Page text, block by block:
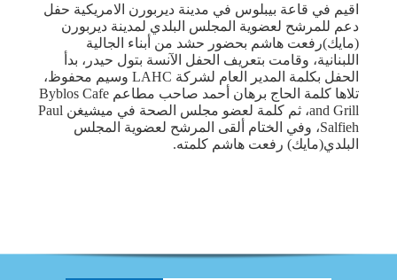
اقيم في قاعة بيبلوس في مدينة ديربورن الامريكية حفل
دعم للمرشح لعضوية المجلس البلدي لمدينة ديربورن
(مايك)رفعت هاشم بحضور حشد من أبناء الجالية
اللبنانية، وقامت بتعريف الحفل الآنسة بتول حيدر، بدأ
الحفل بكلمة المدير العام لشركة LAHC وسيم محفوظ،
تلاها كلمة الحاج برهان أحمد صاحب مطاعم Byblos Cafe
and Grill، ثم كلمة لعضو مجلس الصحة في ميشيغن Paul
Salfieh، وفي الختام ألقى المرشح لعضوية المجلس
البلدي(مايك) رفعت هاشم كلمته.